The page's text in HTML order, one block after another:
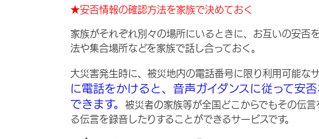
★安否情報の確認方法を家族で決めておく
家族がそれぞれ別々の場所にいるときに、お互いの安否
法や集合場所などを家族で話し合っておく。
大災害発生時に、被災地内の電話番号に限り利用可能なサ
に電話をかけると、音声ガイダンスに従って安
できます。 被災者の家族等が全国どこからでもその伝
る伝言を録音したりすることができるサービスです。